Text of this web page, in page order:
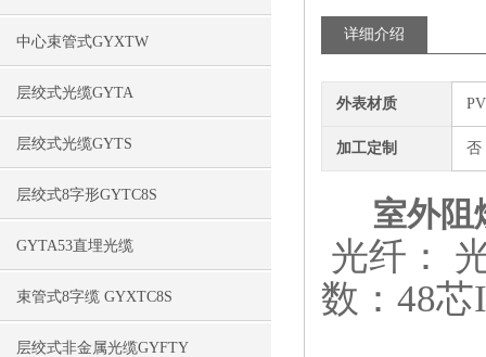
中心束管式GYXTW
层绞式光缆GYTA
层绞式光缆GYTS
层绞式8字形GYTC8S
GYTA53直埋光缆
束管式8字缆 GYXTC8S
层绞式非金属光缆GYFTY
详细介绍
外表材质
加工定制 否
室外阻
光纤：
数：48